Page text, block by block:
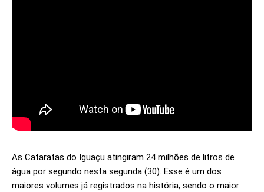
As Cataratas do Iguaçu atingiram 24 milhões de litros de
água por segundo nesta segunda (30). Esse é um dos
maiores volumes já registrados na história, sendo o maior